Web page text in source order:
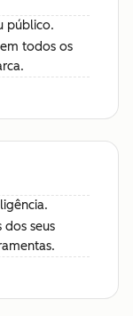
público.
todos os
seus